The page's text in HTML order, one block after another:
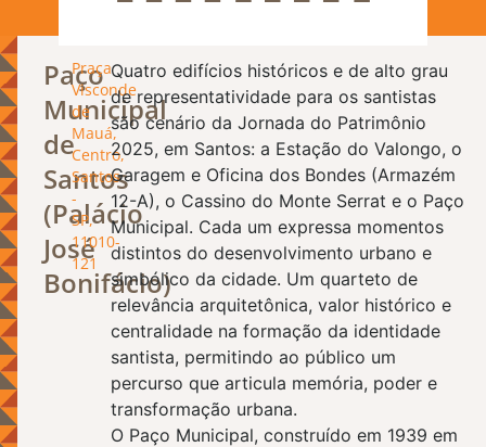
Paço
Municipal
de
Santos
(Palácio
José
Bonifácio)
Praça
Visconde
de
Mauá,
Centro,
Santos
-
SP,
11010-
121
Quatro edifícios históricos e de alto grau
de representatividade para os santistas
são cenário da Jornada do Patrimônio
2025, em Santos: a Estação do Valongo, o
Garagem e Oficina dos Bondes (Armazém
12-A), o Cassino do Monte Serrat e o Paço
Municipal. Cada um expressa momentos
distintos do desenvolvimento urbano e
simbólico da cidade. Um quarteto de
relevância arquitetônica, valor histórico e
centralidade na formação da identidade
santista, permitindo ao público um
percurso que articula memória, poder e
transformação urbana.
O Paço Municipal, construído em 1939 em